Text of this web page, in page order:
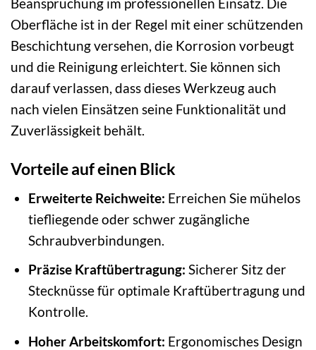
Beanspruchung im professionellen Einsatz. Die
Oberfläche ist in der Regel mit einer schützenden
Beschichtung versehen, die Korrosion vorbeugt
und die Reinigung erleichtert. Sie können sich
darauf verlassen, dass dieses Werkzeug auch
nach vielen Einsätzen seine Funktionalität und
Zuverlässigkeit behält.
Vorteile auf einen Blick
Erweiterte Reichweite: Erreichen Sie mühelos
tiefliegende oder schwer zugängliche
Schraubverbindungen.
Präzise Kraftübertragung: Sicherer Sitz der
Stecknüsse für optimale Kraftübertragung und
Kontrolle.
Hoher Arbeitskomfort: Ergonomisches Design